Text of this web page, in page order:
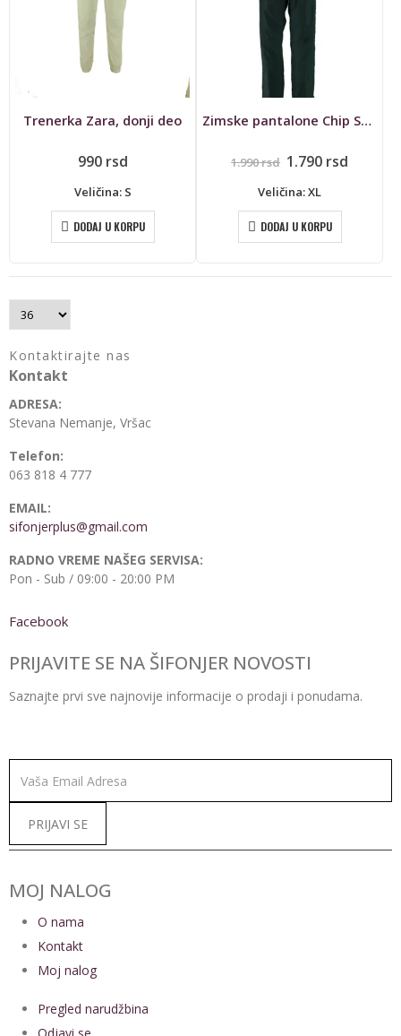
Trenerka Zara, donji deo
990 rsd
Veličina: S
DODAJ U KORPU
Zimske pantalone Chip Sport, ski
1.990rsd Originalna
je
1.990 rsd.
1.790 rsd
Veličina: XL
DODAJ U KORPU
Kontaktirajte nas
Kontakt
ADRESA:
Stevana Nemanje, Vršac
Telefon:
063 818 4 777
EMAIL:
sifonjerplus@gmail.com
RADNO VREME NAŠEG SERVISA:
Pon - Sub / 09:00 - 20:00 PM
Facebook
PRIJAVITE SE NA ŠIFONJER NOVOSTI
Saznajte prvi sve najnovije informacije o prodaji i ponudama.
MOJ NALOG
O nama
Kontakt
Moj nalog
Pregled narudžbina